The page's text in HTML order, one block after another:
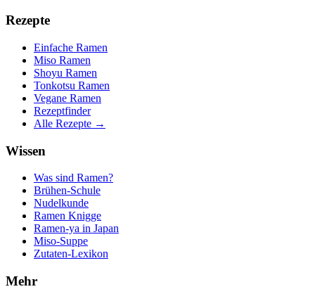
Rezepte
Einfache Ramen
Miso Ramen
Shoyu Ramen
Tonkotsu Ramen
Vegane Ramen
Rezeptfinder
Alle Rezepte →
Wissen
Was sind Ramen?
Brühen-Schule
Nudelkunde
Ramen Knigge
Ramen-ya in Japan
Miso-Suppe
Zutaten-Lexikon
Mehr